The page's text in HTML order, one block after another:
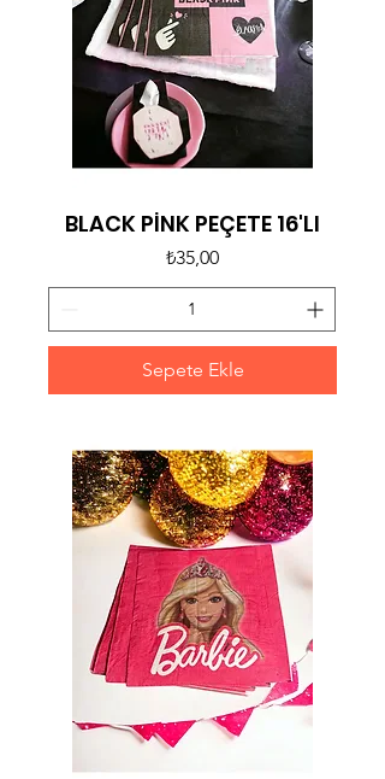
BLACK PİNK PEÇETE 16'LI
Fiyat
₺35,00
Sepete Ekle